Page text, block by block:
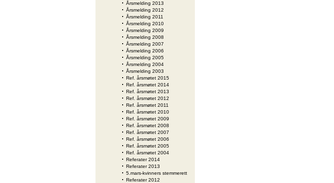
Årsmelding 2013
Årsmelding 2012
Årsmelding 2011
Årsmelding 2010
Årsmelding 2009
Årsmelding 2008
Årsmelding 2007
Årsmelding 2006
Årsmelding 2005
Årsmelding 2004
Årsmelding 2003
Ref. årsmøtet 2015
Ref. årsmøtet 2014
Ref. årsmøtet 2013
Ref. årsmøtet 2012
Ref. årsmøtet 2011
Ref. årsmøtet 2010
Ref. årsmøtet 2009
Ref. årsmøtet 2008
Ref. årsmøtet 2007
Ref. årsmøtet 2006
Ref. årsmøtet 2005
Ref. årsmøtet 2004
Referater 2014
Referater 2013
5.mars-kvinners stemmerett
Referater 2012